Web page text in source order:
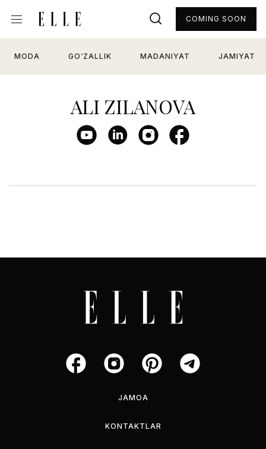
MODA GO‘ZALLIK MADANIYAT JAMIYAT
COMING SOON
ALI ZILANOVA
JAMOA
KONTAKTLAR